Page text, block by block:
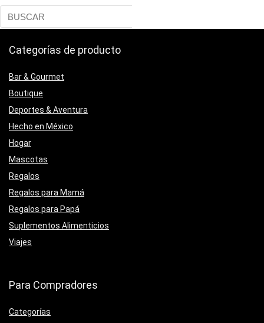
Categorías de producto
Bar & Gourmet
Boutique
Deportes & Aventura
Hecho en México
Hogar
Mascotas
Regalos
Regalos para Mamá
Regalos para Papá
Suplementos Alimenticios
Viajes
Para Compradores
Categorías